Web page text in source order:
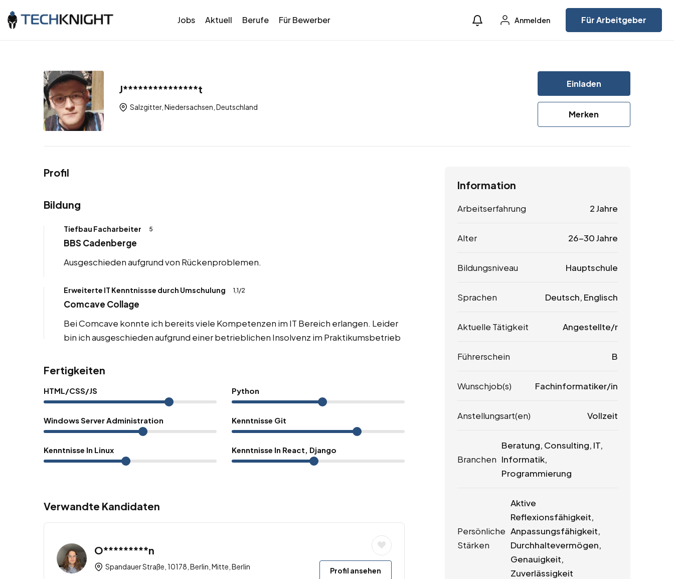
Jobs Aktuell Berufe Für Bewerber Anmelden Für Arbeitgeber
J***************t
Salzgitter, Niedersachsen, Deutschland
Einladen
Merken
Profil
Bildung
Tiefbau Facharbeiter 5
BBS Cadenberge
Ausgeschieden aufgrund von Rückenproblemen.
Erweiterte IT Kenntnissse durch Umschulung 1,1/2
Comcave Collage
Bei Comcave konnte ich bereits viele Kompetenzen im IT Bereich erlangen. Leider
bin ich ausgeschieden aufgrund einer betrieblichen Insolvenz im Praktikumsbetrieb
Fertigkeiten
HTML/CSS/JS Python
Windows Server Administration Kenntnisse Git
Kenntnisse In Linux Kenntnisse In React, Django
Verwandte Kandidaten
O*********n
Spandauer Straße, 10178, Berlin, Mitte, Berlin Profil ansehen
Information
Arbeitserfahrung 2 Jahre
Alter 26-30 Jahre
Bildungsniveau Hauptschule
Sprachen Deutsch, Englisch
Aktuelle Tätigkeit Angestellte/r
Führerschein B
Wunschjob(s) Fachinformatiker/in
Anstellungsart(en) Vollzeit
Branchen
Beratung, Consulting, IT,
Informatik,
Programmierung
Persönliche
Stärken
Aktive
Reflexionsfähigkeit,
Anpassungsfähigkeit,
Durchhaltevermögen,
Genauigkeit,
Zuverlässigkeit